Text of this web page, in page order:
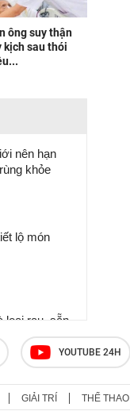
ông suy thận
kịch sau thói
nên hạn
khỏe
lộ món
loại rau, sẵn
hay ăn
mạn
YOUTUBE 24H
GIẢI TRÍ THỂ THAO